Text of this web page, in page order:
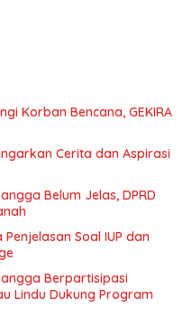
Korban Bencana, GEKIRA
Cerita dan Aspirasi
Belum Jelas, DPRD
Soal IUP dan
Berpartisipasi
Lindu Dukung Program